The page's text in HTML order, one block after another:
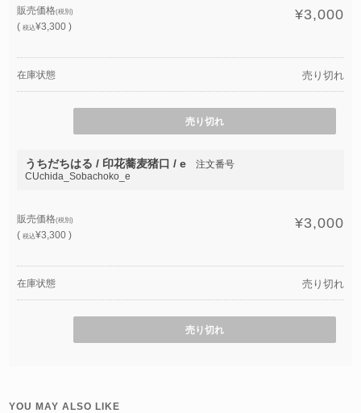
販売価格(税別)
(税込¥3,300 )
¥3,000
在庫状態 売り切れ
売り切れ
うちだちはる / 印花蕎麦猪口 / e
注文番号
CUchida_Sobachoko_e
販売価格(税別)
(税込¥3,300 )
¥3,000
在庫状態 売り切れ
売り切れ
YOU MAY ALSO LIKE